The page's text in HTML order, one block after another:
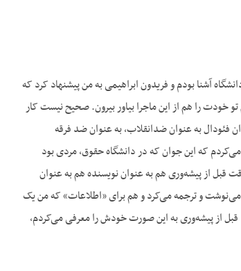
آشنا بودم و فریدون ابراهیمی به من پیشنهاد کرد که
را هم از این ماجرا بیاور بیرون. صحیح نیست کار
فئودال به عنوان ضدانقلاب، به عنوان ضد فرقه
که این جوان که در دانشگاه حقوق، مردی بود
قبل از پیشه‌وری هم به عنوان نویسنده هم به عنوان
می‌نوشت و ترجمه می‌کرد و هم برای «اطلاعات» که من یک
از پیشه‌وری به این صورت خودش را معرفی می‌کردم،